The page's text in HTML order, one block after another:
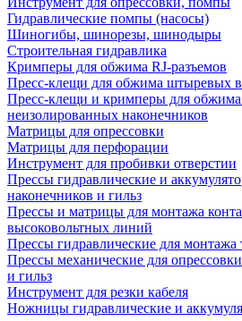
Гидравлические помпы (насосы)
Шиногибы, шинорезы, шинодыры
Строительная гидравлика
Кримперы для обжима RJ-разъемов
Пресс-клещи для обжима штыревых
Пресс-клещи и кримперы для
неизолированных наконечников
Матрицы для опрессовки
Матрицы для перфорации
Инструмент для пробивки отверстии
Прессы гидравлические и
наконечников и гильз
Прессы и матрицы для монтажа
высоковольтных линий
Прессы гидравлические для монтажа
Прессы механические для
и гильз
Инструмент для резки кабеля
Ножницы гидравлические и